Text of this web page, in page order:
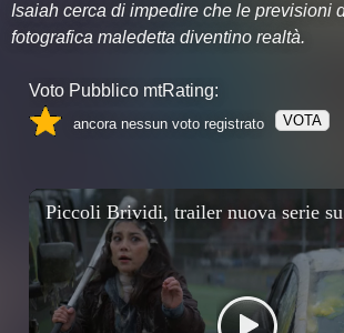
Isaiah cerca di impedire che le previsioni
fotografica maledetta diventino realtà.
Voto Pubblico mtRating:
ancora nessun voto registrato VOTA